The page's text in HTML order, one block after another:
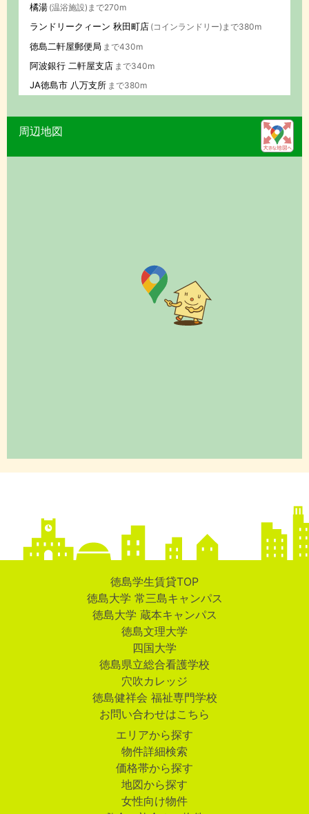
橘湯 (温浴施設)まで270m
ランドリークィーン 秋田町店 (コインランドリー)まで380m
徳島二軒屋郵便局 まで430m
阿波銀行 二軒屋支店 まで340m
JA徳島市 八万支所 まで380m
周辺地図
徳島学生賃貸TOP
徳島大学 常三島キャンパス
徳島大学 蔵本キャンパス
徳島文理大学
四国大学
徳島県立総合看護学校
穴吹カレッジ
徳島健祥会 福祉専門学校
お問い合わせはこちら
エリアから探す
物件詳細検索
価格帯から探す
地図から探す
女性向け物件